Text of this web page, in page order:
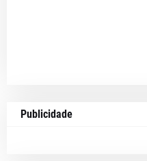
Publicidade